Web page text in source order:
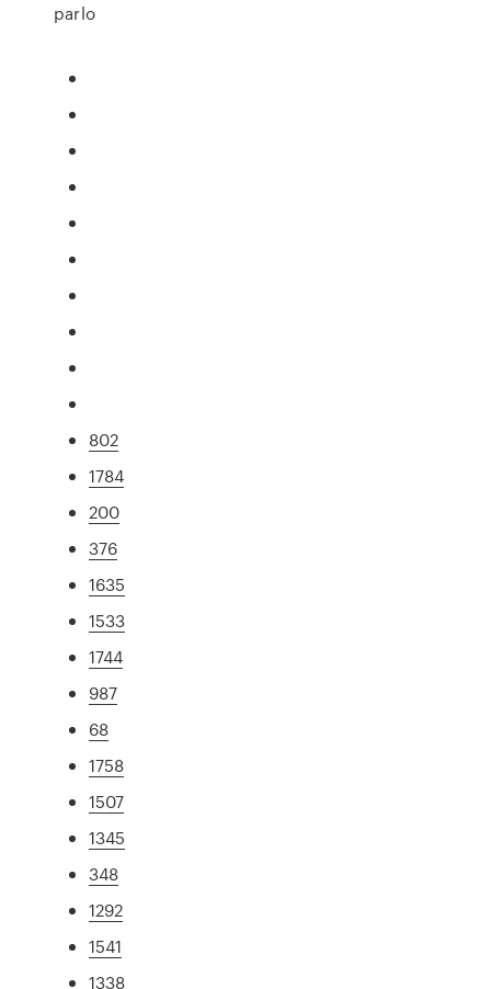
parlo
802
1784
200
376
1635
1533
1744
987
68
1758
1507
1345
348
1292
1541
1338